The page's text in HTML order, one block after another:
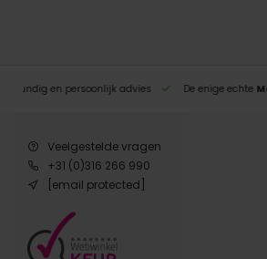
en persoonlijk advies De enige echte
Veelgestelde vragen
+31 (0)316 266 990
[email protected]